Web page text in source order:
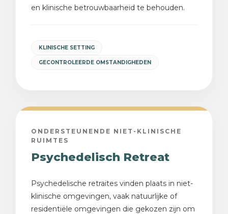
en klinische betrouwbaarheid te behouden.
KLINISCHE SETTING
GECONTROLEERDE OMSTANDIGHEDEN
ONDERSTEUNENDE NIET-KLINISCHE
RUIMTES
Psychedelisch Retreat
Psychedelische retraites vinden plaats in niet-
klinische omgevingen, vaak natuurlijke of
residentiële omgevingen die gekozen zijn om